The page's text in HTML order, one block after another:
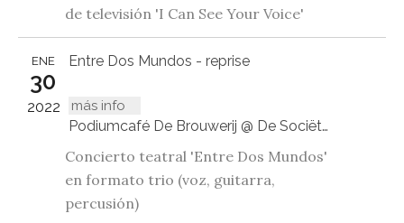
de televisión 'I Can See Your Voice'
Entre Dos Mundos - reprise
más info
ENE
30
2022
Podiumcafé De Brouwerij @ De Sociëteit, Luttik Oudorp 78, 1811 MZ Alkmaar
Concierto teatral 'Entre Dos Mundos'
en formato trio (voz, guitarra,
percusión)